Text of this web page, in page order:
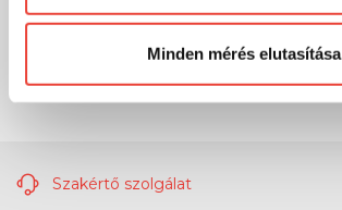
Előre is köszönjük!
Minden mérés elutasítása
Szakértő szolgálat